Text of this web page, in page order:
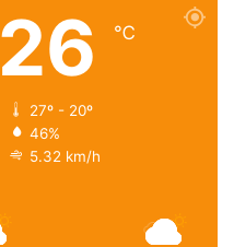
26 ℃
27º - 20º
46%
5.32 km/h